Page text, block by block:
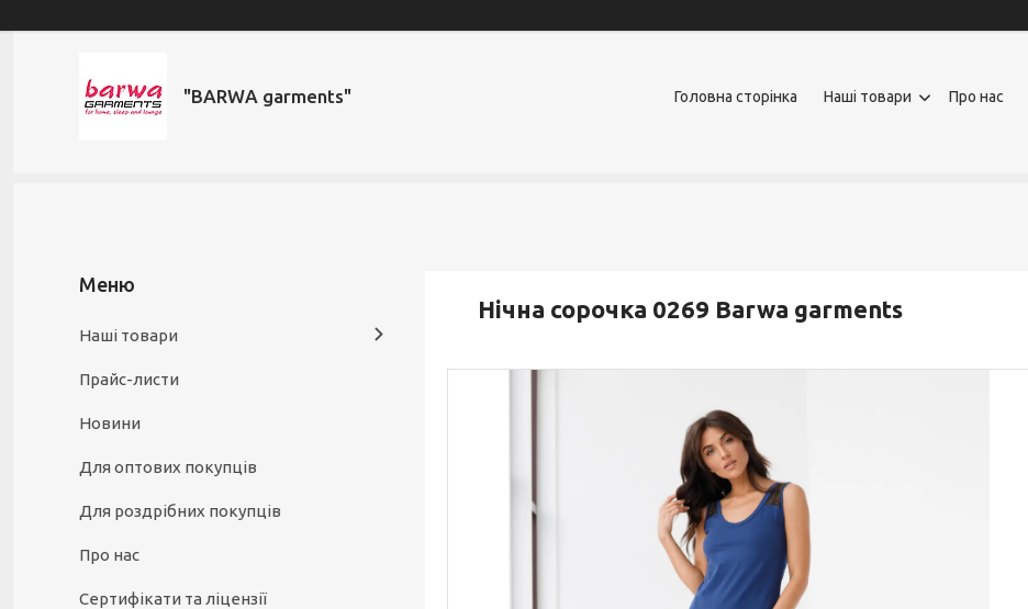
"BARWA garments" Головна сторінка Наші товари Про нас
Нічна сорочка 0269 Barwa garments
Наші товари
Прайс-листи
Новини
Для оптових покупців
Для роздрібних покупців
Про нас
Сертифікати та ліцензії